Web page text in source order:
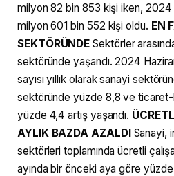
milyon 82 bin 853 kişi iken, 2024
milyon 601 bin 552 kişi oldu. EN
SEKTÖRÜNDE Sektörler
sektöründe yaşandı. 2024
sayısı yıllık olarak sanayi
sektöründe yüzde 8,8 ve
yüzde 4,4 artış yaşandı.
AYLIK BAZDA AZALDISanayi,
sektörleri toplamında ücretli
ayında bir önceki aya göre